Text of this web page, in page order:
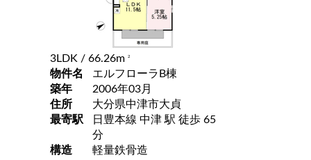
3LDK / 66.26m 2
物件名
エルフローラB棟
築年
2006年03月
住所
大分県中津市大貞
最寄駅
日豊本線 中津 駅 徒歩 65
分
構造
軽量鉄骨造